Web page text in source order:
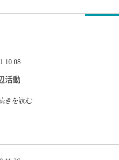
活動
きを読む